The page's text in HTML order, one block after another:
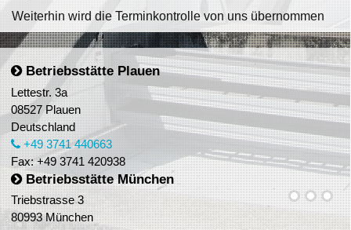
Weiterhin wird die Terminkontrolle von uns übernommen
Betriebsstätte Plauen
Lettestr. 3a
08527 Plauen
Deutschland
+49 3741 440663
Fax: +49 3741 420938
Betriebsstätte München
Triebstrasse 3
80993 München